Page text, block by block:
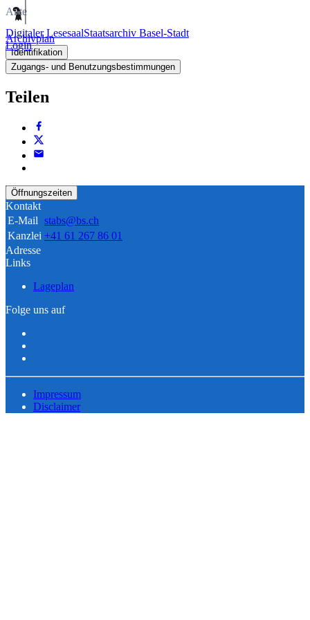
Digitaler LesesaalStaatsarchiv Basel-Stadt
Login
Akte
Archivplan
Identifikation
Zugangs- und Benutzungsbestimmungen
Teilen
Öffnungszeiten
Kontakt
E-Mail stabs@bs.ch
Kanzlei +41 61 267 86 01
Adresse
Links
Lageplan
Folge uns auf
Impressum
Disclaimer